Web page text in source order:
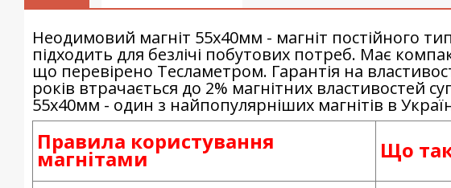
Неодимовий магніт 55х40мм - магніт постійного
підходить для безлічі побутових потреб. Має
що перевірено Тесламетром. Гарантія на
років втрачається до 2% магнітних властивостей
55х40мм - один з найпопулярніших магнітів в
Правила користування
магнітами Що